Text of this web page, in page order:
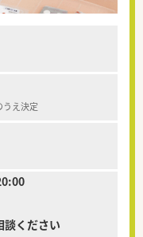
え決定
談ください